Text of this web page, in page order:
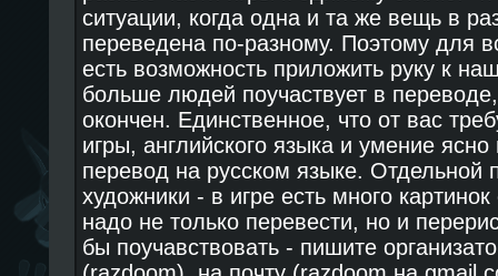
ситуации, когда одна и та же вещь в
переведена по-разному. Поэтому для
есть возможность приложить руку к
больше людей поучаствует в
окончен. Единственное, что от вас
игры, английского языка и умение ясно
перевод на русском языке. Отдельной
художники - в игре есть много
надо не только перевести, но и
бы поучавствовать - пишите